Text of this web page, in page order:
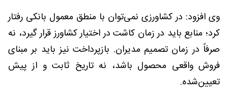
وی افزود: در کشاورزی نمی‌توان با منطق معمول بانکی رفتار
کرد؛ منابع باید در زمان کاشت در اختیار کشاورز قرار گیرد، نه
صرفاً در زمان تصمیم مدیران. بازپرداخت نیز باید بر مبنای
فروش واقعی محصول باشد، نه تاریخ ثابت و از پیش
تعیین‌شده.